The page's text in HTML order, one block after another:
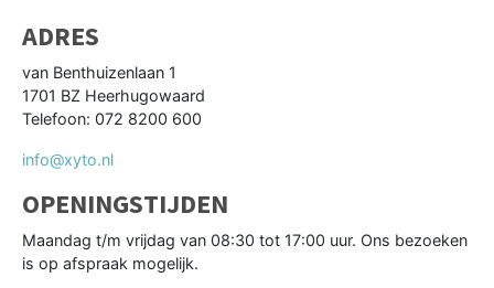
ADRES
van Benthuizenlaan 1
1701 BZ Heerhugowaard
Telefoon: 072 8200 600
info@xyto.nl
OPENINGSTIJDEN
Maandag t/m vrijdag van 08:30 tot 17:00 uur. Ons bezoeken
is op afspraak mogelijk.